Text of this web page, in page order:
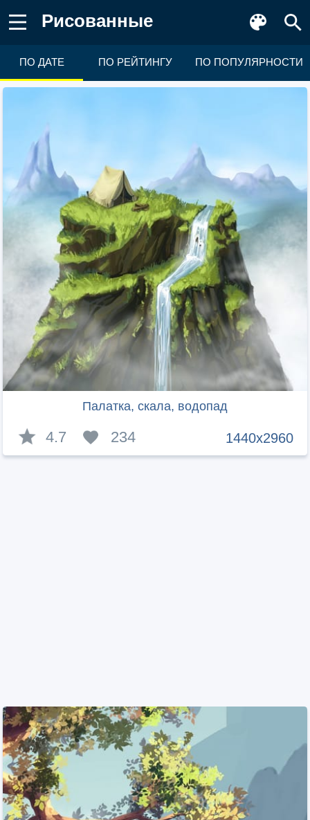
Рисованные
ПО ДАТЕ ПО РЕЙТИНГУ ПО ПОПУЛЯРНОСТИ
Палатка, скала, водопад
1440x2960
4.7 234